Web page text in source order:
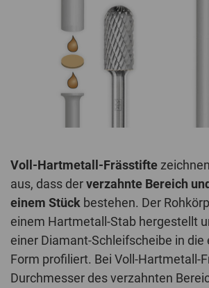
Voll-Hartmetall-Frässtifte
aus, dass derverzahnte Bereich
einem Stück bestehen. Der
einem Hartmetall-Stab hergestellt
einer Diamant-Schleifscheibe in die
Form profiliert. Bei Voll-Hartmetall-
Durchmesser des verzahnten